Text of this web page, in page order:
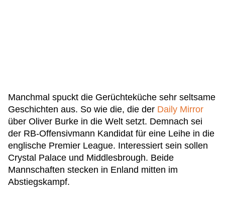
Manchmal spuckt die Gerüchteküche sehr seltsame
Geschichten aus. So wie die, die der Daily Mirror
über Oliver Burke in die Welt setzt. Demnach sei
der RB-Offensivmann Kandidat für eine Leihe in die
englische Premier League. Interessiert sein sollen
Crystal Palace und Middlesbrough. Beide
Mannschaften stecken in Enland mitten im
Abstiegskampf.